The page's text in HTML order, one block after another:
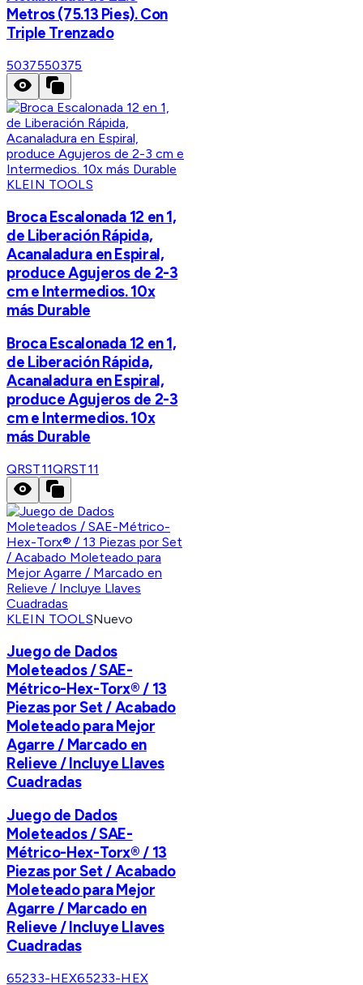
Metros (75.13 Pies). Con
Triple Trenzado
5037550375
KLEIN TOOLS
Broca Escalonada 12 en 1,
de Liberación Rápida,
Acanaladura en Espiral,
produce Agujeros de 2-3
cm e Intermedios. 10x
más Durable
Broca Escalonada 12 en 1,
de Liberación Rápida,
Acanaladura en Espiral,
produce Agujeros de 2-3
cm e Intermedios. 10x
más Durable
QRST11QRST11
KLEIN TOOLSNuevo
Juego de Dados
Moleteados / SAE-
Métrico-Hex-Torx® / 13
Piezas por Set / Acabado
Moleteado para Mejor
Agarre / Marcado en
Relieve / Incluye Llaves
Cuadradas
Juego de Dados
Moleteados / SAE-
Métrico-Hex-Torx® / 13
Piezas por Set / Acabado
Moleteado para Mejor
Agarre / Marcado en
Relieve / Incluye Llaves
Cuadradas
65233-HEX65233-HEX